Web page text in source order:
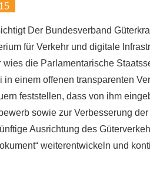
Der Bundesverband
für Verkehr und digitale
die Parlamentarische
einem offenen transparenten
feststellen, dass von ihm
sowie zur Verbesserung
Ausrichtung des
weiterentwickeln und